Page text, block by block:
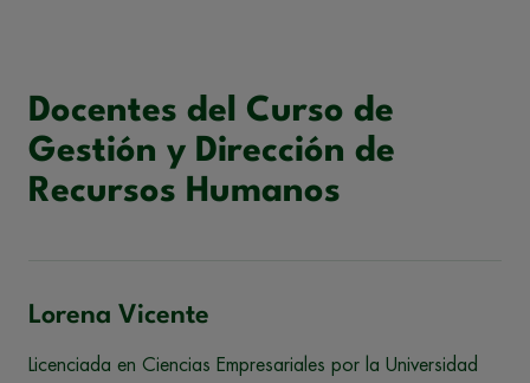
Docentes del Curso de
Gestión y Dirección de
Recursos Humanos
Lorena Vicente
Licenciada en Ciencias Empresariales por la Universidad